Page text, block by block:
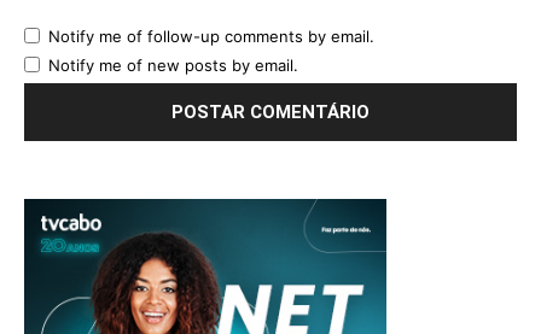
Notify me of follow-up comments by email.
Notify me of new posts by email.